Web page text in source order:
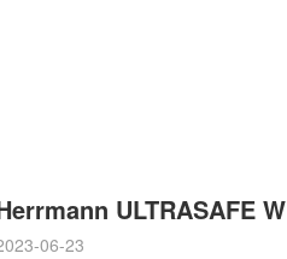
ULTRASAFE W
06-23